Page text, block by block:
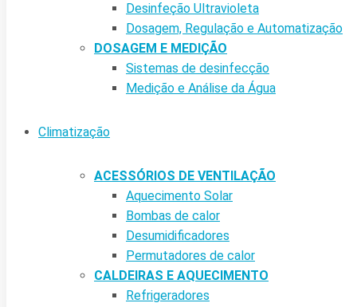
Desinfeção Ultravioleta
Dosagem, Regulação e Automatização
DOSAGEM E MEDIÇÃO
Sistemas de desinfecção
Medição e Análise da Água
Climatização
ACESSÓRIOS DE VENTILAÇÃO
Aquecimento Solar
Bombas de calor
Desumidificadores
Permutadores de calor
CALDEIRAS E AQUECIMENTO
Refrigeradores